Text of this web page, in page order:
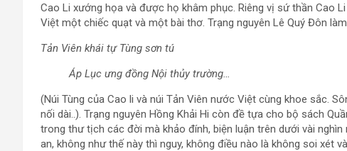
Cao Li xướng họa và được họ khâm phục. Riêng vị sứ thần Cao
Việt một chiếc quạt và một bài thơ. Trạng nguyên Lê Quý Đôn
Tản Viên khái tự Tùng sơn tú
Áp Lục ưng đồng Nội thủy trường…
(Núi Tùng của Cao li và núi Tản Viên nước Việt cùng khoe sắc.
nối dài..). Trạng nguyên Hồng Khải Hi còn đề tựa cho bộ sách
trong thư tịch các đời mà khảo đính, biện luận trên dưới vài
an, không như thế này thì nguy, không điều nào là không soi xét